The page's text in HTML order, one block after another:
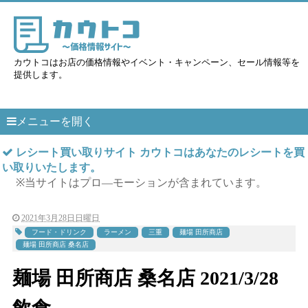
カウトコはお店の価格情報やイベント・キャンペーン、セール情報等を
提供します。
メニューを開く
レシート買い取りサイト カウトコはあなたのレシートを買
い取りいたします。
※当サイトはプロ―モーションが含まれています。
2021年3月28日日曜日
フード・ドリンク ラーメン 三重
麺場 田所商店
麺場 田所商店 桑名店
麺場 田所商店 桑名店 2021/3/28